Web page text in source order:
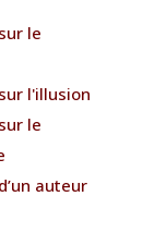
le
l'illusion
le
auteur